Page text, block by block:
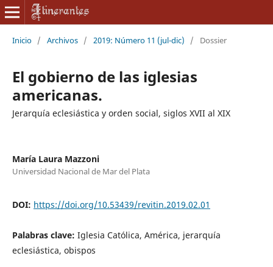
Inicio / Archivos / 2019: Número 11 (jul-dic) / Dossier
El gobierno de las iglesias
americanas.
Jerarquía eclesiástica y orden social, siglos XVII al XIX
María Laura Mazzoni
Universidad Nacional de Mar del Plata
DOI: https://doi.org/10.53439/revitin.2019.02.01
Palabras clave: Iglesia Católica, América, jerarquía
eclesiástica, obispos